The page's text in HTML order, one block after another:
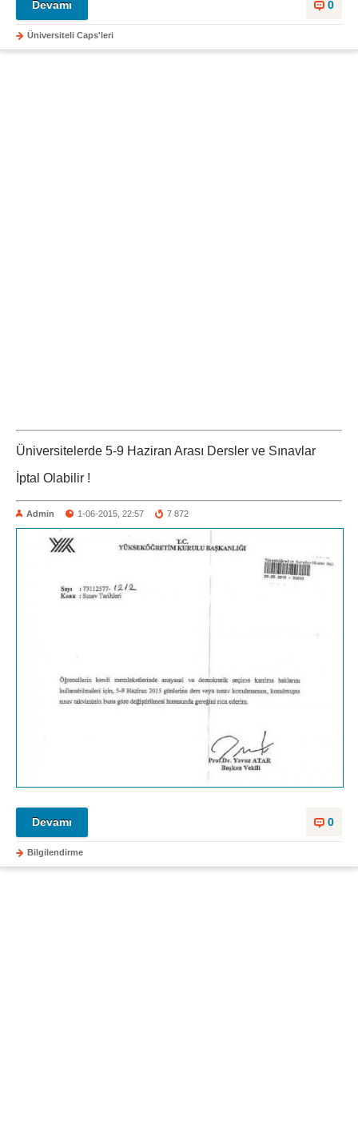
0
Devamı
Üniversiteli Caps'leri
Üniversitelerde 5-9 Haziran Arası Dersler ve Sınavlar
İptal Olabilir !
Admin 1-06-2015, 22:57 7 872
0
Devamı
Bilgilendirme